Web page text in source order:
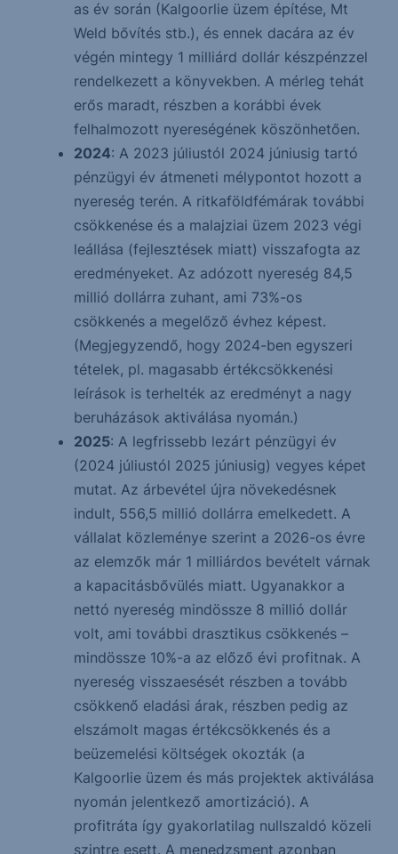
as év során (Kalgoorlie üzem építése, Mt
Weld bővítés stb.), és ennek dacára az év
végén mintegy 1 milliárd dollár készpénzzel
rendelkezett a könyvekben. A mérleg tehát
erős maradt, részben a korábbi évek
felhalmozott nyereségének köszönhetően.
2024: A 2023 júliustól 2024 júniusig tartó
pénzügyi év átmeneti mélypontot hozott a
nyereség terén. A ritkaföldfémárak további
csökkenése és a malajziai üzem 2023 végi
leállása (fejlesztések miatt) visszafogta az
eredményeket. Az adózott nyereség 84,5
millió dollárra zuhant, ami 73%-os
csökkenés a megelőző évhez képest.
(Megjegyzendő, hogy 2024-ben egyszeri
tételek, pl. magasabb értékcsökkenési
leírások is terhelték az eredményt a nagy
beruházások aktiválása nyomán.)
2025: A legfrissebb lezárt pénzügyi év
(2024 júliustól 2025 júniusig) vegyes képet
mutat. Az árbevétel újra növekedésnek
indult, 556,5 millió dollárra emelkedett. A
vállalat közleménye szerint a 2026-os évre
az elemzők már 1 milliárdos bevételt várnak
a kapacitásbővülés miatt. Ugyanakkor a
nettó nyereség mindössze 8 millió dollár
volt, ami további drasztikus csökkenés –
mindössze 10%-a az előző évi profitnak. A
nyereség visszaesését részben a tovább
csökkenő eladási árak, részben pedig az
elszámolt magas értékcsökkenés és a
beüzemelési költségek okozták (a
Kalgoorlie üzem és más projektek aktiválása
nyomán jelentkező amortizáció). A
profitráta így gyakorlatilag nullszaldó közeli
szintre esett. A menedzsment azonban